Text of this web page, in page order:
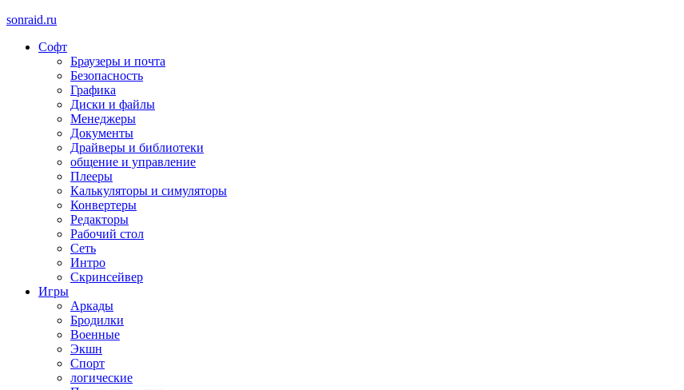
sonraid.ru
Скачивай программы, мини игры
Софт
Браузеры и почта
Безопасность
Графика
Диски и файлы
Менеджеры
Документы
Драйверы и библиотеки
общение и управление
Плееры
Калькуляторы и симуляторы
Конвертеры
Редакторы
Рабочий стол
Сеть
Интро
Скринсейвер
Игры
Аркады
Бродилки
Военные
Экшн
Спорт
логические